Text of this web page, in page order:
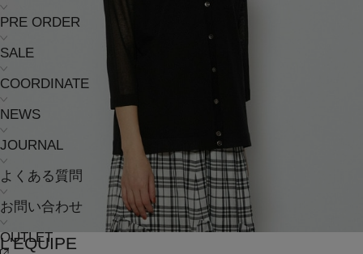
PRE ORDER
SALE
COORDINATE
NEWS
JOURNAL
よくある質問
お問い合わせ
OUTLET
L'EQUIPE